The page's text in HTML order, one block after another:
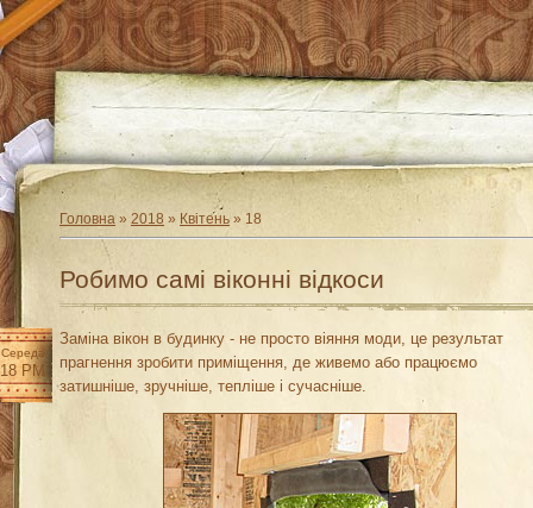
Головна » 2018 » Квітень » 18
Робимо самі віконні відкоси
Середа
PM
Заміна вікон в будинку - не просто віяння моди, це результат
прагнення зробити приміщення, де живемо або працюємо
затишніше, зручніше, тепліше і сучасніше.